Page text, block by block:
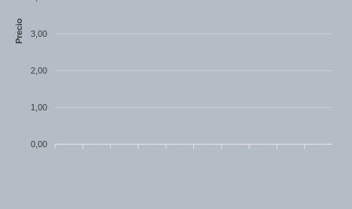
3,00
2,00
1,00
0,00
Precio